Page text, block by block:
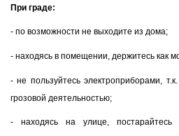
При граде:
- по возможности не выходите из дома;
- находясь в помещении, держитесь как
- не пользуйтесь электроприборами,
грозовой деятельностью;
- находясь на улице,